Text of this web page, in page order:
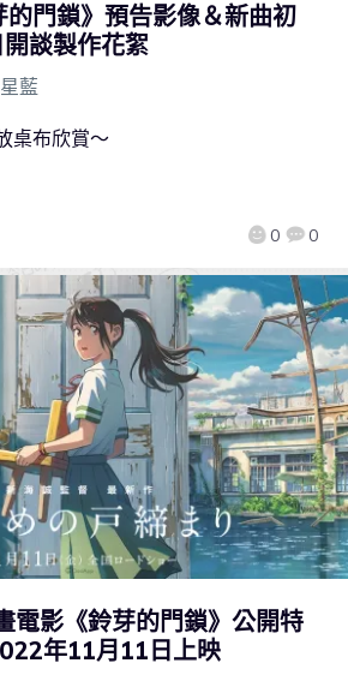
門鎖》預告影像＆新曲初
談製作花絮
星藍
0 0
桌布欣賞～
電影《鈴芽的門鎖》公開特
年11月11日上映